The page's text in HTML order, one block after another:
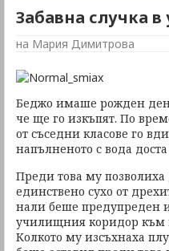
Забавна случка
на Мария Димитрова
Беджо имаше рожден ден
че ще го изкъпят. По
от съседни класове го
напълненото с вода
Преди това му позволиха
единствено сухо от
нали беше предупреден
училищния коридор към
Колкото му изсъхнаха